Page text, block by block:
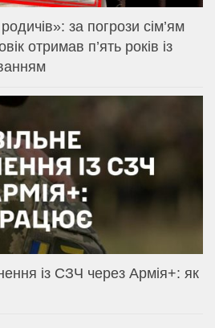
за погрози сім’ям
отримав п’ять років із
із СЗЧ через Армія+: як